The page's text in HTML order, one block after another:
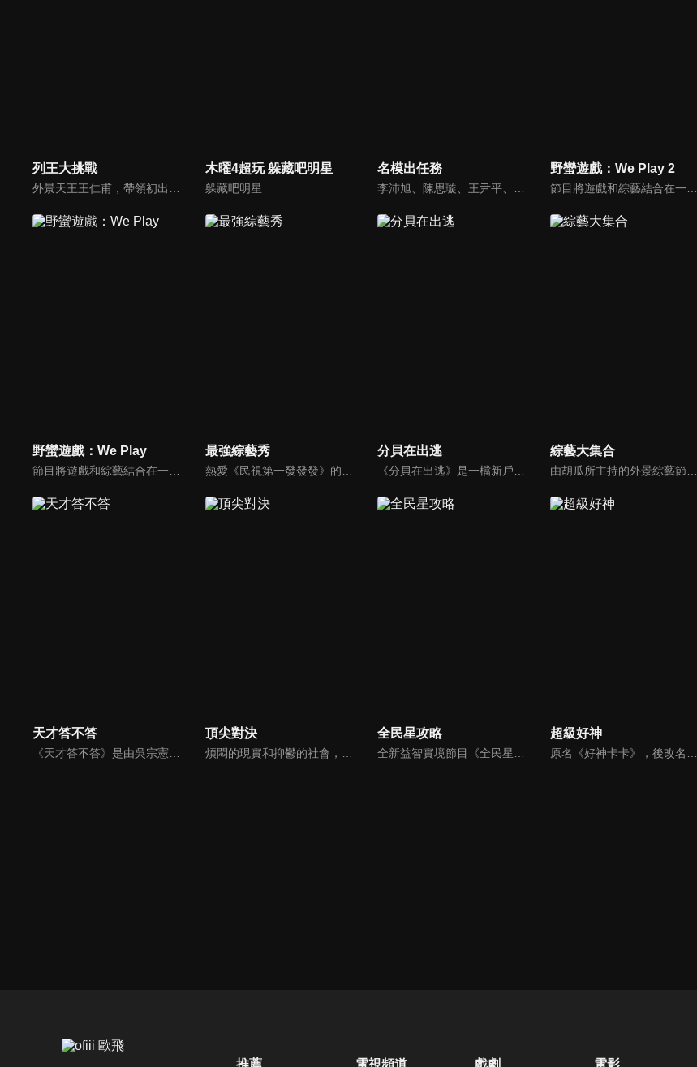
列王大挑戰 木曜4超玩 躲藏吧明星
躲藏吧明星
名模出任務 野蠻遊戲：We Play 2
野蠻遊戲：We Play 最強綜藝秀 分貝在出逃 綜藝大集合
天才答不答
《天才答不答》是由吳宗憲和吳怡霈共同主持的益智節目。節目設立高額的獎金來考驗藝人們真實的人性，同時將題目立體化，讓你身歷其境去冒險答題。更有哪些出乎意料的處罰，讓藝人羞愧的不想再答錯！一個最接近「人性」與「真實」的益智節目，現在就讓吳宗憲帶你輕鬆玩轉知識。
頂尖對決
煩悶的現實和抑鬱的社會，你需要的就是笑、大聲笑、開口笑，《頂尖對決》就要你笑到落ㄟ骸，最具綜藝實力的庹宗康，和喜感十足的納豆各自領軍對抗，藝人搞笑pk笑果十足，《頂尖對決》讓你忘掉一週煩惱！
全民星攻略
全新益智實境節目《全民星攻略》，由館長曾國城擔任把關者，考驗著每個來挑戰九宮格益智遊戲藝人明星。想要攻略九宮格關卡，透過創意聯想、邏輯推理、理想分析，才有機會獲取智慧星幣，帶走夢幻大獎。
超級好神
原名《好神卡卡》，後改名為《超級好神》，是一檔益智類綜藝節目，由「A咖天王」徐乃麟搭配黃鐙輝主持。「好神智慧王」、「好神記憶王」、「誰是爆點王」、「好神送好禮」四個單元，讓來賓一較高下。比反應，比記憶，比機智，比膽識，幸運女神的眷顧與遠離永遠都是個未知數！
推薦 電視頻道 戲劇 電影